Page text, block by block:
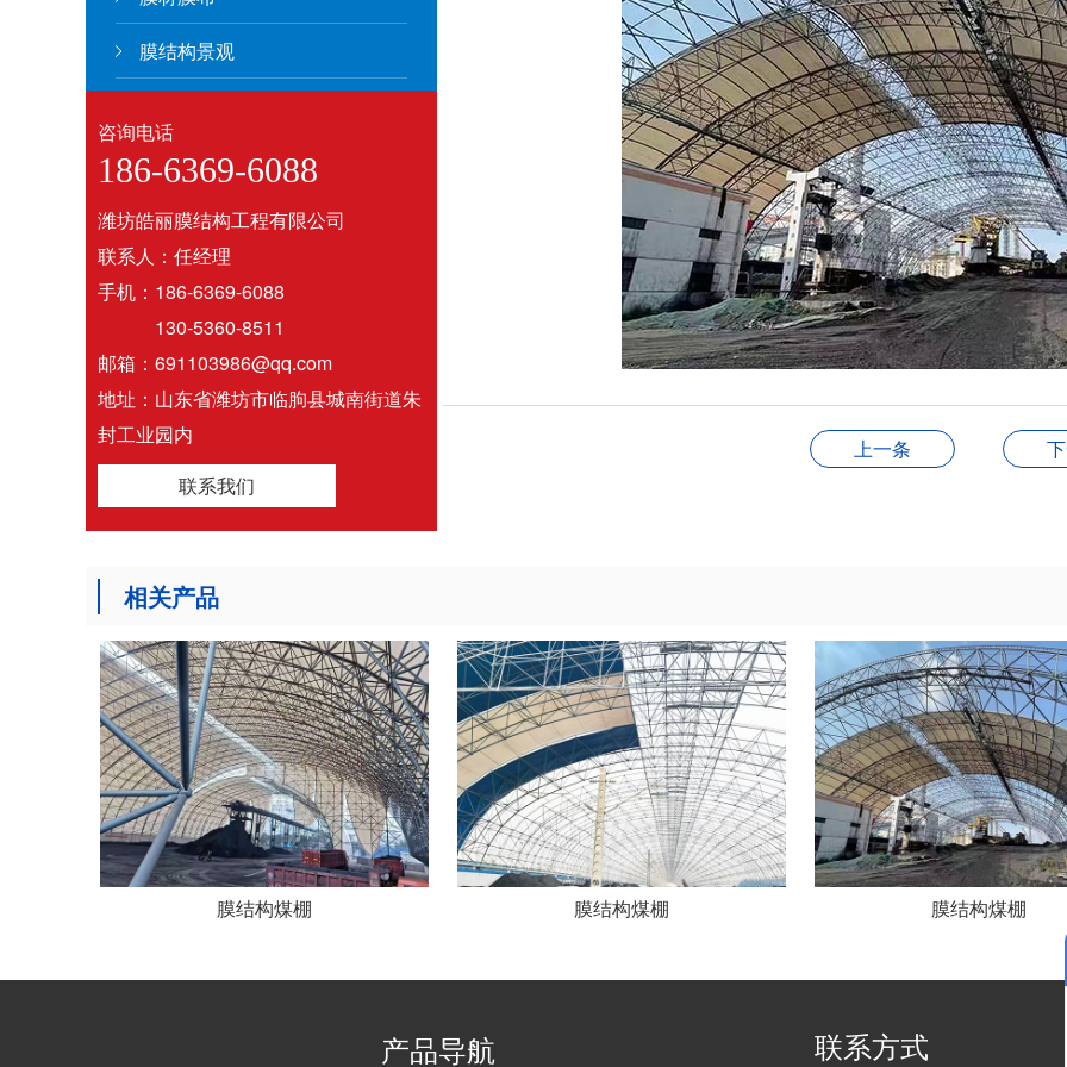
膜结构景观
咨询电话
186-6369-6088
潍坊皓丽膜结构工程有限公司
联系人：任经理
手机：186-6369-6088
130-5360-8511
邮箱：691103986@qq.com
地址：山东省潍坊市临朐县城南街道朱
封工业园内
联系我们
上一条
相关产品
膜结构煤棚 膜结构煤棚 膜结构煤棚
产品导航 联系方式